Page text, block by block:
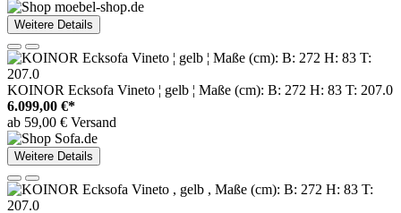
Weitere Details
KOINOR Ecksofa Vineto ¦ gelb ¦ Maße (cm): B: 272 H: 83 T: 207.0
6.099,00 €*
ab 59,00 € Versand
Weitere Details